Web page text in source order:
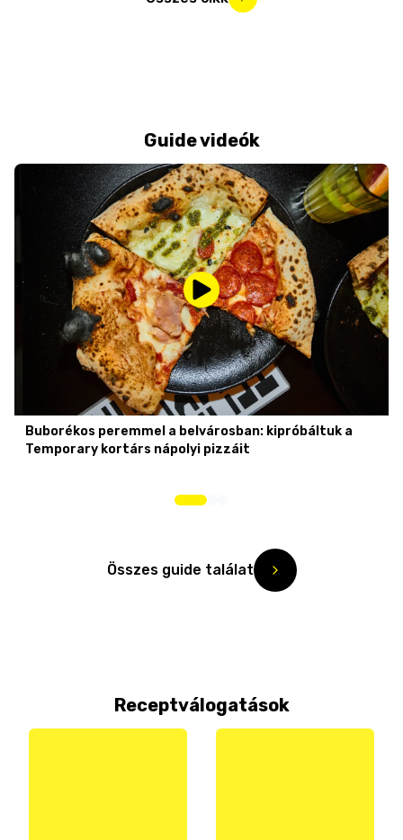
Guide videók
Buborékos peremmel a belvárosban: kipróbáltuk a
Temporary kortárs nápolyi pizzáit
Összes guide találat
Receptválogatások